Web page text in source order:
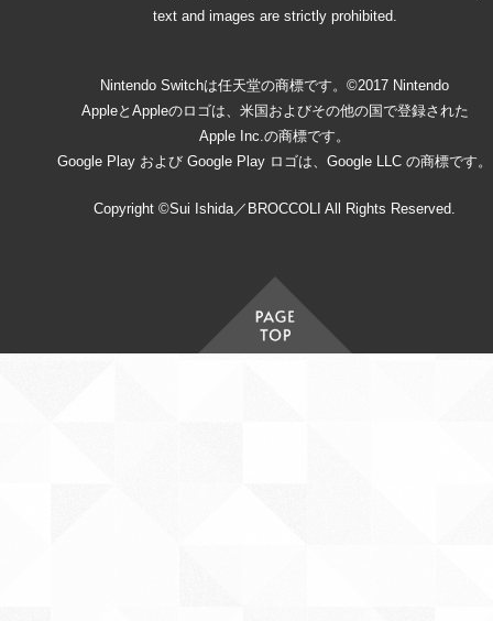
text and images are strictly prohibited.
Nintendo Switchは任天堂の商標です。©2017 Nintendo
AppleとAppleのロゴは、米国およびその他の国で登録された
Apple Inc.の商標です。
Google Play および Google Play ロゴは、Google LLC の商標です。
Copyright ©Sui Ishida／BROCCOLI All Rights Reserved.